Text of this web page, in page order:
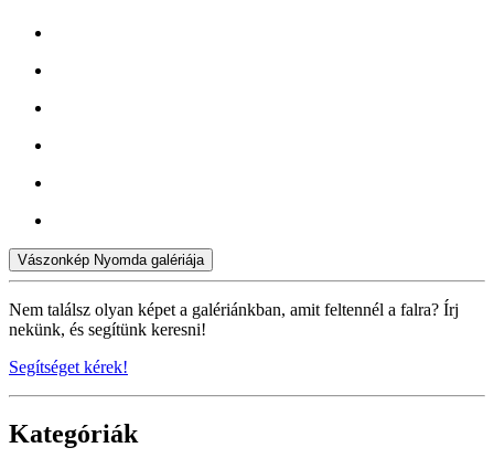
Vászonkép Nyomda galériája
Nem találsz olyan képet a galériánkban, amit feltennél a falra? Írj
nekünk, és segítünk keresni!
Segítséget kérek!
Kategóriák